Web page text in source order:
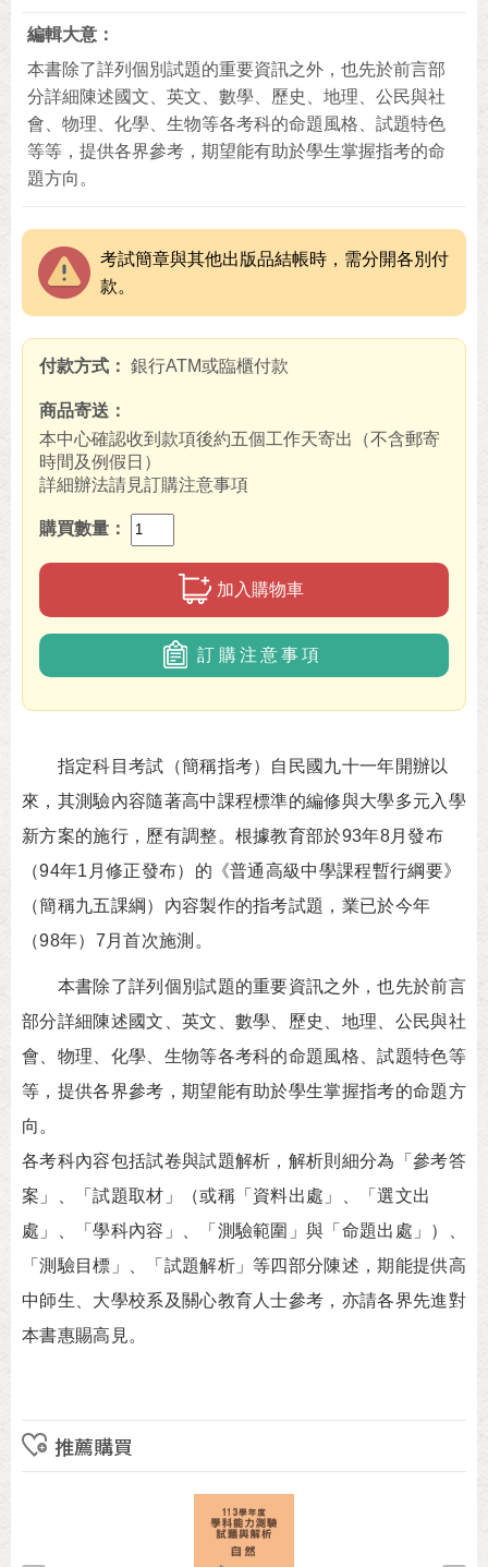
編輯大意
本書除了詳列個別試題的重要資訊之外，也先於前言部
分詳細陳述國文、英文、數學、歷史、地理、公民與社
會、物理、化學、生物等各考科的命題風格、試題特色
等等，提供各界參考，期望能有助於學生掌握指考的命
題方向。
考試簡章與其他出版品結帳時，需分開各別付
款。
付款方式 銀行ATM或臨櫃付款
商品寄送
本中心確認收到款項後約五個工作天寄出（不含郵寄
時間及例假日）
詳細辦法請見訂購注意事項
購買數量
加入購物車
訂購注意事項
指定科目考試（簡稱指考）自民國九十一年開辦以
來，其測驗內容隨著高中課程標準的編修與大學多元入學
新方案的施行，歷有調整。根據教育部於93年8月發布
（94年1月修正發布）的《普通高級中學課程暫行綱要》
（簡稱九五課綱）內容製作的指考試題，業已於今年
（98年）7月首次施測。
本書除了詳列個別試題的重要資訊之外，也先於前言
部分詳細陳述國文、英文、數學、歷史、地理、公民與社
會、物理、化學、生物等各考科的命題風格、試題特色等
等，提供各界參考，期望能有助於學生掌握指考的命題方
向。
各考科內容包括試卷與試題解析，解析則細分為「參考答
案」、「試題取材」（或稱「資料出處」、「選文出
處」、「學科內容」、「測驗範圍」與「命題出處」）、
「測驗目標」、「試題解析」等四部分陳述，期能提供高
中師生、大學校系及關心教育人士參考，亦請各界先進對
本書惠賜高見。
推薦購買